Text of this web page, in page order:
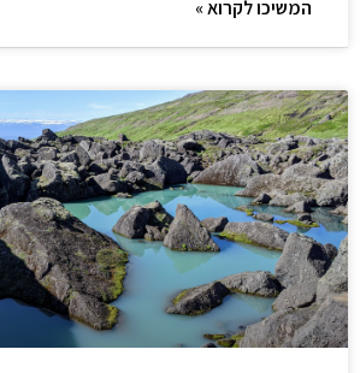
המשיכו לקרוא »